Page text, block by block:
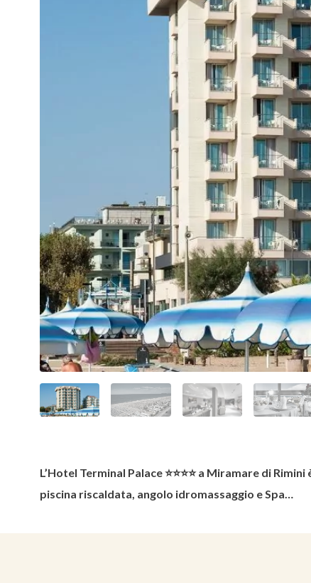
L’Hotel Terminal Palace ⭐⭐⭐⭐ a Miramare di
piscina riscaldata, angolo idromassaggio e Spa…